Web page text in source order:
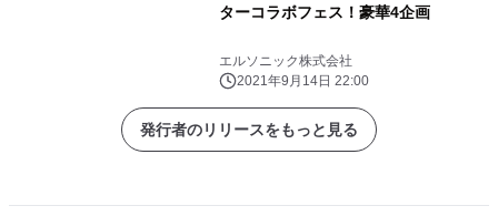
ターコラボフェス！豪華4企画
エルソニック株式会社
2021年9月14日 22:00
発行者のリリースをもっと見る